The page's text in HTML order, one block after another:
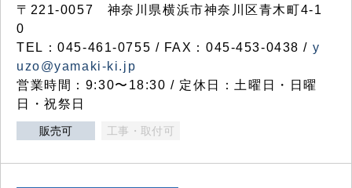
〒221-0057 神奈川県横浜市神奈川区青木町4-1
0
TEL：045-461-0755 / FAX：045-453-0438 / y
uzo@yamaki-ki.jp
営業時間：9:30〜18:30 / 定休日：土曜日・日曜
日・祝祭日
販売可 工事・取付可